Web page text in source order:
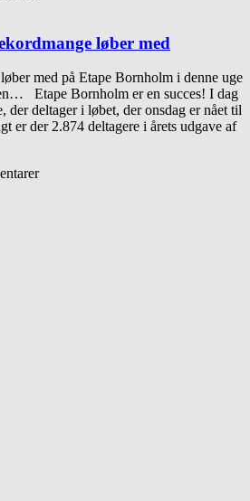
løber med
med på Etape Bornholm i denne uge
Etape Bornholm er en succes! I dag
der deltager i løbet, der onsdag er nået til
er der 2.874 deltagere i årets udgave af